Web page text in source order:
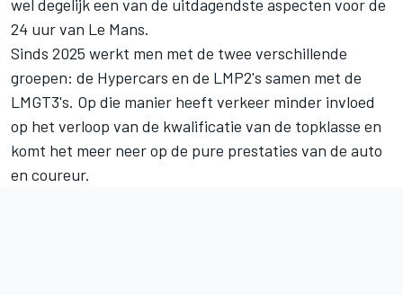
wel degelijk een van de uitdagendste aspecten voor de
24 uur van Le Mans.
Sinds 2025 werkt men met de twee verschillende
groepen: de Hypercars en de LMP2's samen met de
LMGT3's. Op die manier heeft verkeer minder invloed
op het verloop van de kwalificatie van de topklasse en
komt het meer neer op de pure prestaties van de auto
en coureur.